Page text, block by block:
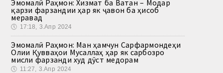
Эмомалӣ Раҳмон: Хизмат ба Ватан – Модар
қарзи фарзандии ҳар як ҷавон ба ҳисоб
меравад
🕔 17:18, 3.Апр 2024
Эмомалӣ Раҳмон: Ман ҳамчун Сарфармондеҳи
Олии Қувваҳои Мусаллаҳ ҳар як сарбозро
мисли фарзанди худ дӯст медорам
🕔 11:27, 3.Апр 2024